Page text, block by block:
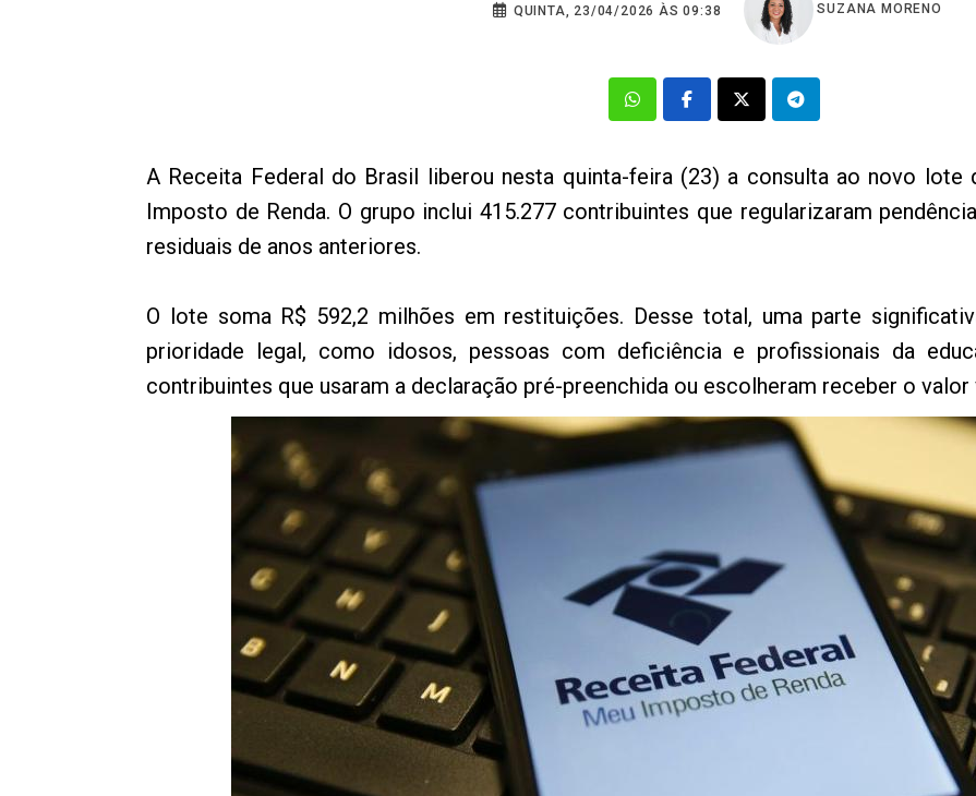
QUINTA, 23/04/2026 ÀS 09:38 SUZANA MORENO
A Receita Federal do Brasil liberou nesta quinta-feira (23) a consulta ao novo lote
Imposto de Renda. O grupo inclui 415.277 contribuintes que regularizaram
residuais de anos anteriores.
O lote soma R$ 592,2 milhões em restituições. Desse total, uma parte
prioridade legal, como idosos, pessoas com deficiência e profissionais da
contribuintes que usaram a declaração pré-preenchida ou escolheram receber o valor